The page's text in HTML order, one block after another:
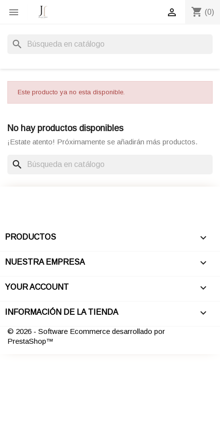
 shopping_cart (0)

search
Este producto ya no esta disponible.
No hay productos disponibles
¡Estate atento! Próximamente se añadirán más productos.
search
PRODUCTOS 
NUESTRA EMPRESA 
YOUR ACCOUNT 
INFORMACIÓN DE LA TIENDA keyboard_arrow_down
© 2026 - Software Ecommerce desarrollado por
PrestaShop™